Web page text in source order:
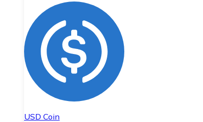
USD Coin